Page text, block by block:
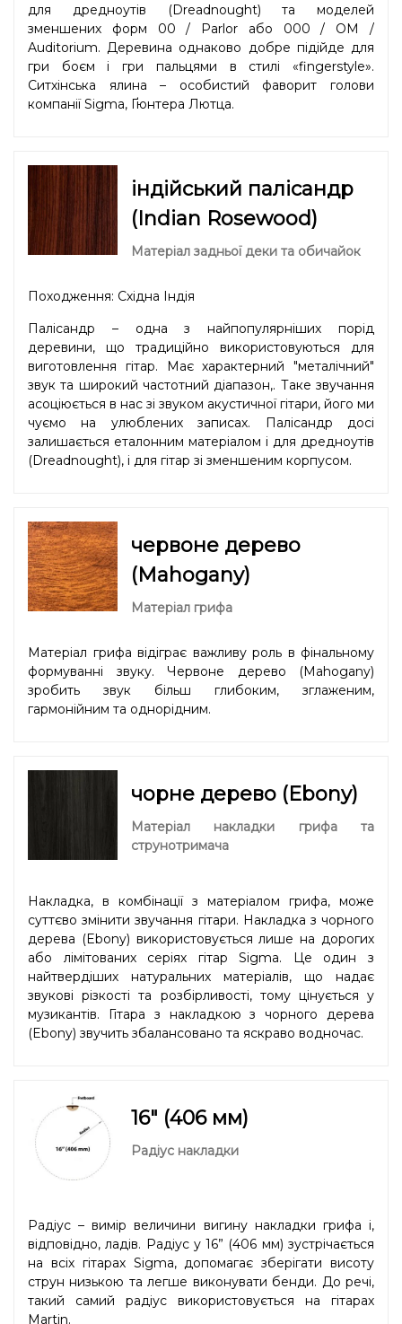
для дредноутів (Dreadnought) та моделей
зменшених форм 00 / Parlor або 000 / OM /
Auditorium. Деревина однаково добре підійде для
гри боєм і гри пальцями в стилі «fingerstyle».
Ситхінська ялина – особистий фаворит голови
компанії Sigma, Ґюнтера Лютца.
індійський палісандр
(Indian Rosewood)
Матеріал задньої деки та обичайок
Походження: Східна Індія
Палісандр – одна з найпопулярніших порід
деревини, що традиційно використовуються для
виготовлення гітар. Має характерний "металічний"
звук та широкий частотний діапазон,. Таке звучання
асоціюється в нас зі звуком акустичної гітари, його ми
чуємо на улюблених записах. Палісандр досі
залишається еталонним матеріалом і для дредноутів
(Dreadnought), і для гітар зі зменшеним корпусом.
червоне дерево
(Mahogany)
Матеріал грифа
Матеріал грифа відіграє важливу роль в фінальному
формуванні звуку. Червоне дерево (Mahogany)
зробить звук більш глибоким, зглаженим,
гармонійним та однорідним.
чорне дерево (Ebony)
Матеріал накладки грифа та
струнотримача
Накладка, в комбінації з матеріалом грифа, може
суттєво змінити звучання гітари. Накладка з чорного
дерева (Ebony) використовується лише на дорогих
або лімітованих серіях гітар Sigma. Це один з
найтвердіших натуральних матеріалів, що надає
звукові різкості та розбірливості, тому цінується у
музикантів. Гітара з накладкою з чорного дерева
(Ebony) звучить збалансовано та яскраво водночас.
16" (406 мм)
Радіус накладки
Радіус – вимір величини вигину накладки грифа і,
відповідно, ладів. Радіус у 16” (406 мм) зустрічається
на всіх гітарах Sigma, допомагає зберігати висоту
струн низькою та легше виконувати бенди. До речі,
такий самий радіус використовується на гітарах
Martin.